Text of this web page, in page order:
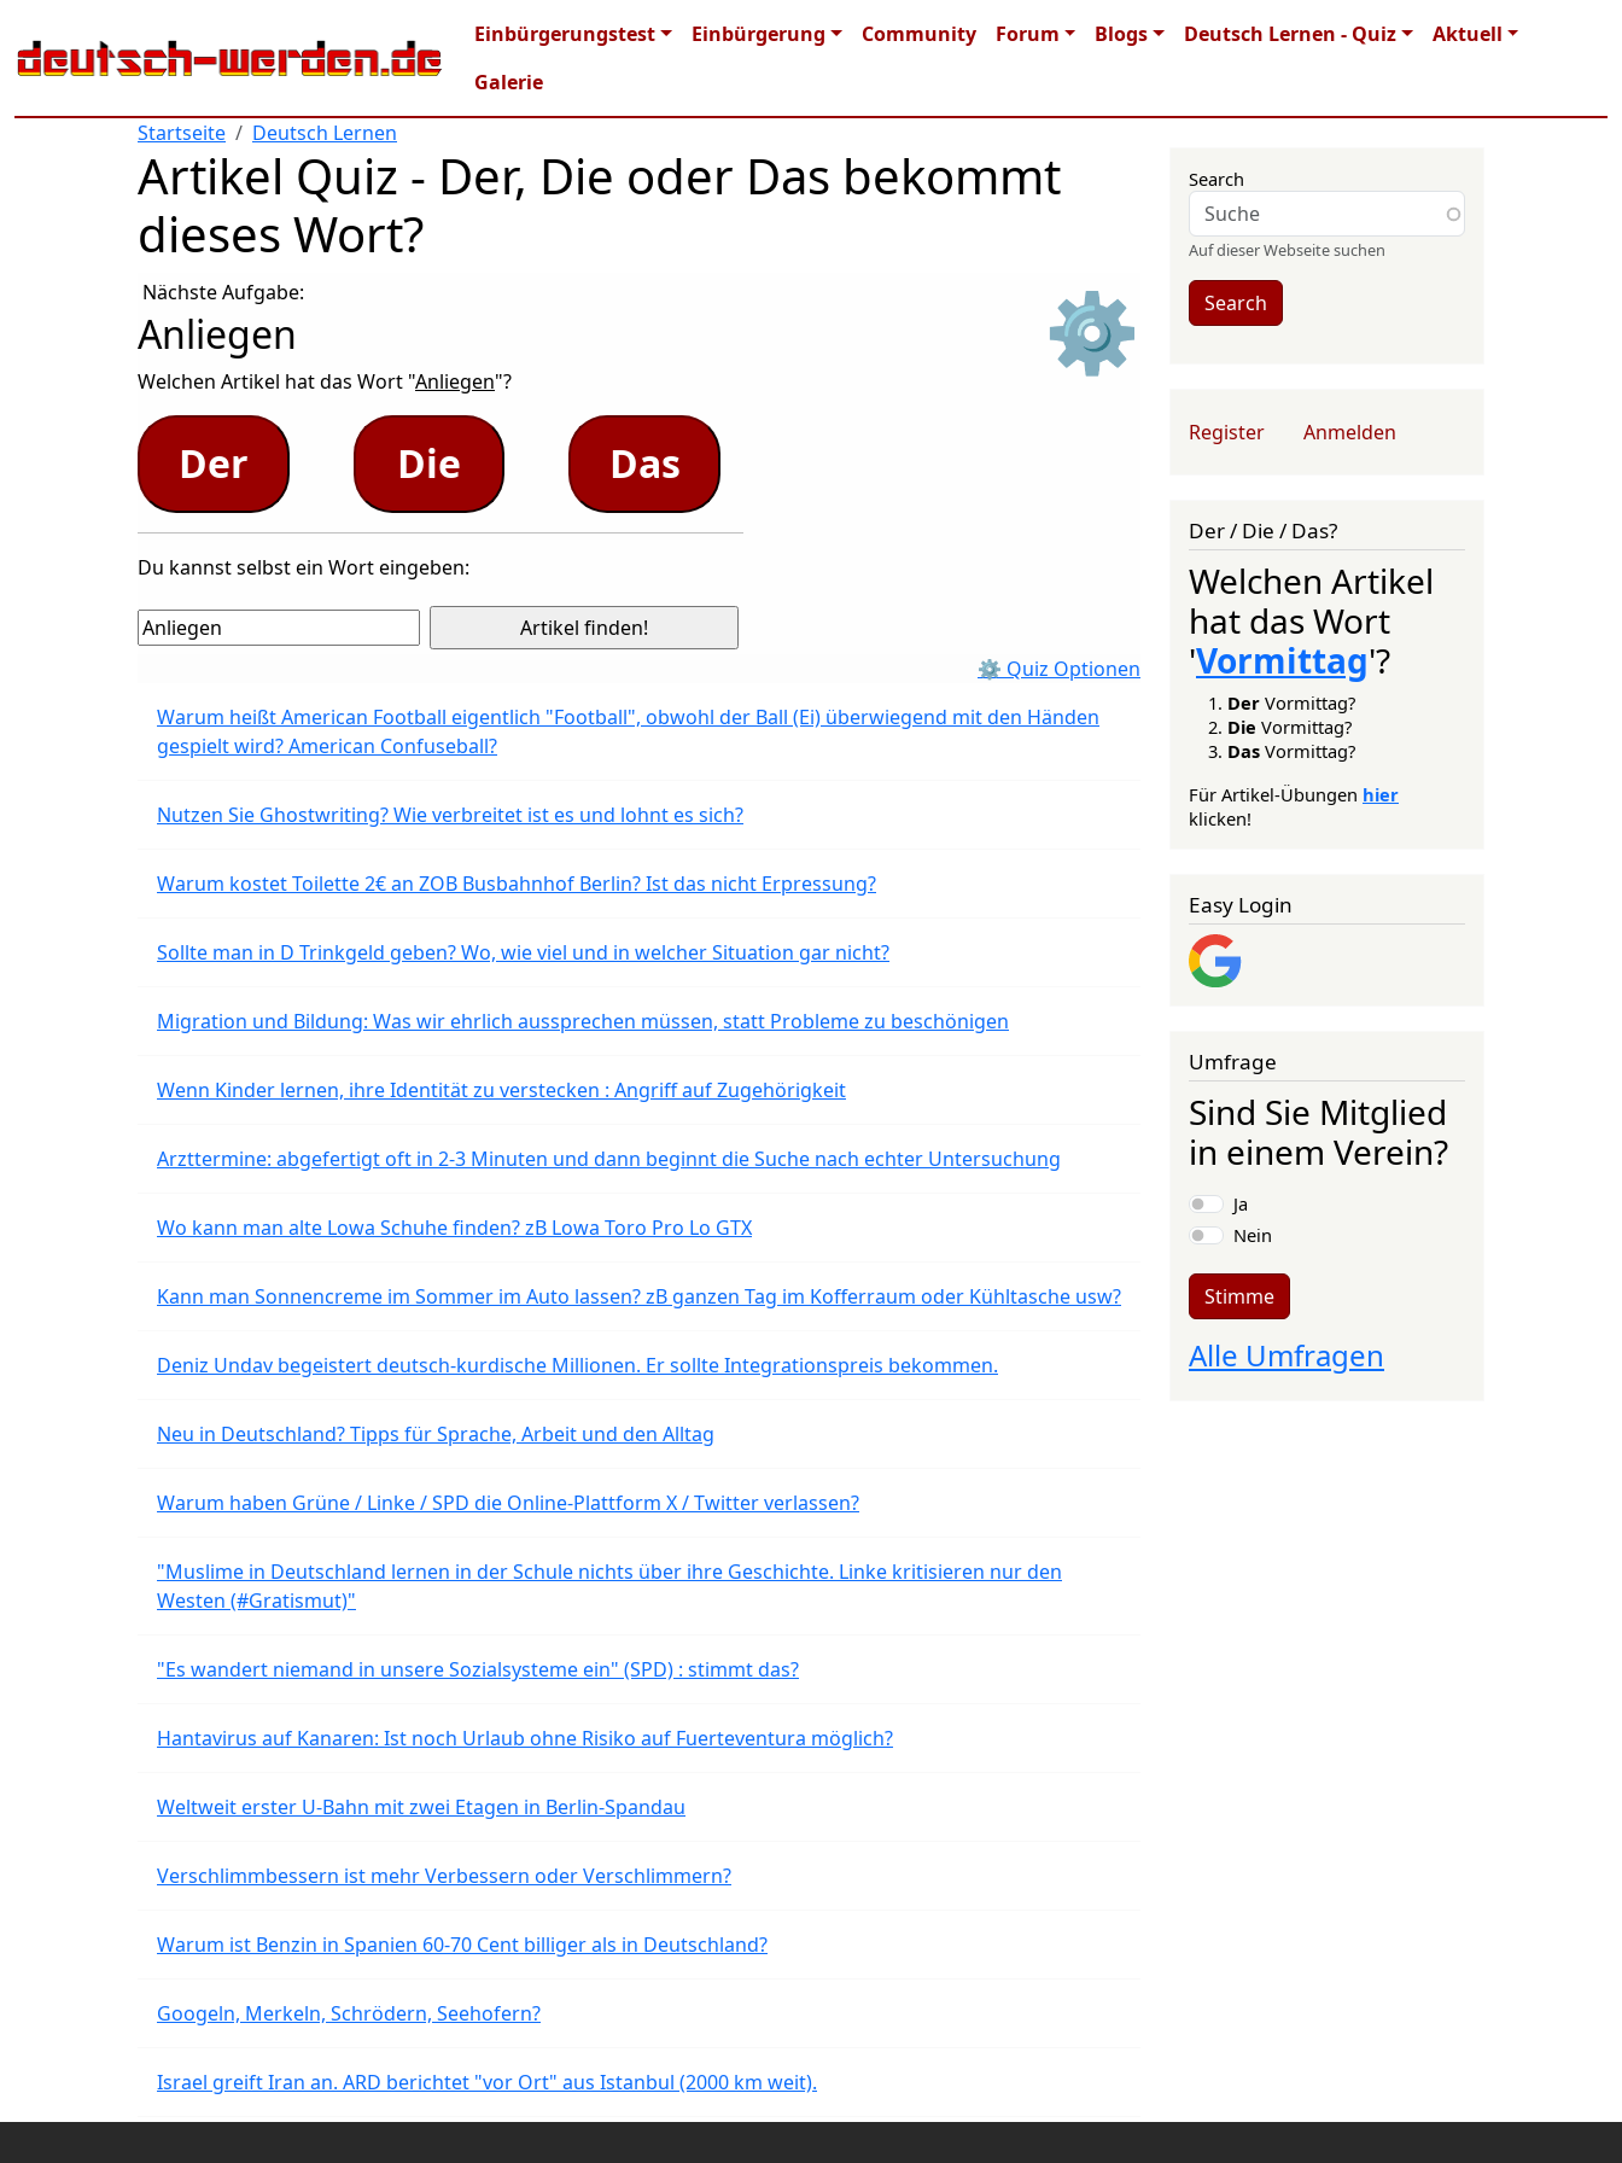
Main navigation
Einbürgerungstest Einbürgerung Community Forum Blogs Deutsch Lernen - Quiz
Aktuell
Galerie
Startseite
Deutsch Lernen
Artikel Quiz - Der, Die oder Das bekommt
dieses Wort?
⚙
Nächste Aufgabe:
Anliegen
Welchen Artikel hat das Wort "Anliegen"?
Der Die Das
Du kannst selbst ein Wort eingeben:
⚙ Quiz Optionen
Warum heißt American Football eigentlich "Football", obwohl der Ball (Ei) überwiegend mit den Händen
gespielt wird? American Confuseball?
Nutzen Sie Ghostwriting? Wie verbreitet ist es und lohnt es sich?
Warum kostet Toilette 2€ an ZOB Busbahnhof Berlin? Ist das nicht Erpressung?
Sollte man in D Trinkgeld geben? Wo, wie viel und in welcher Situation gar nicht?
Migration und Bildung: Was wir ehrlich aussprechen müssen, statt Probleme zu beschönigen
Wenn Kinder lernen, ihre Identität zu verstecken : Angriff auf Zugehörigkeit
Arzttermine: abgefertigt oft in 2-3 Minuten und dann beginnt die Suche nach echter Untersuchung
Wo kann man alte Lowa Schuhe finden? zB Lowa Toro Pro Lo GTX
Kann man Sonnencreme im Sommer im Auto lassen? zB ganzen Tag im Kofferraum oder Kühltasche usw?
Deniz Undav begeistert deutsch-kurdische Millionen. Er sollte Integrationspreis bekommen.
Neu in Deutschland? Tipps für Sprache, Arbeit und den Alltag
Warum haben Grüne / Linke / SPD die Online-Plattform X / Twitter verlassen?
"Muslime in Deutschland lernen in der Schule nichts über ihre Geschichte. Linke kritisieren nur den
Westen (#Gratismut)"
"Es wandert niemand in unsere Sozialsysteme ein" (SPD) : stimmt das?
Hantavirus auf Kanaren: Ist noch Urlaub ohne Risiko auf Fuerteventura möglich?
Weltweit erster U-Bahn mit zwei Etagen in Berlin-Spandau
Verschlimmbessern ist mehr Verbessern oder Verschlimmern?
Warum ist Benzin in Spanien 60-70 Cent billiger als in Deutschland?
Googeln, Merkeln, Schrödern, Seehofern?
Israel greift Iran an. ARD berichtet "vor Ort" aus Istanbul (2000 km weit).
Search
Auf dieser Webseite suchen
Search
User account menu
Register Anmelden
Der / Die / Das?
Welchen Artikel
hat das Wort
'Vormittag'?
Der Vormittag?
Die Vormittag?
Das Vormittag?
Für Artikel-Übungen hier
klicken!
Easy Login
Umfrage
Sind Sie Mitglied
in einem Verein?
Auswahlmöglichkeiten
Ja
Nein
Stimme
Alle Umfragen